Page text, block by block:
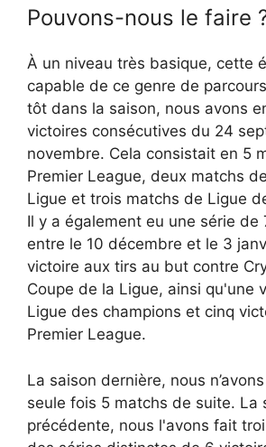
Pouvons-nous le faire
À un niveau très basique, cette
capable de ce genre de
tôt dans la saison, nous avons
victoires consécutives du 24
novembre. Cela consistait en 5
Premier League, deux matchs
Ligue et trois matchs de Ligue
Il y a également eu une série de
entre le 10 décembre et le 3
victoire aux tirs au but contre
Coupe de la Ligue, ainsi qu'une
Ligue des champions et cinq
Premier League.
La saison dernière, nous
seule fois 5 matchs de suite. La
précédente, nous l'avons fait